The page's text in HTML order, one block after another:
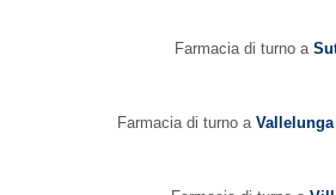
Farmacia di turno a
Farmacia di turno a